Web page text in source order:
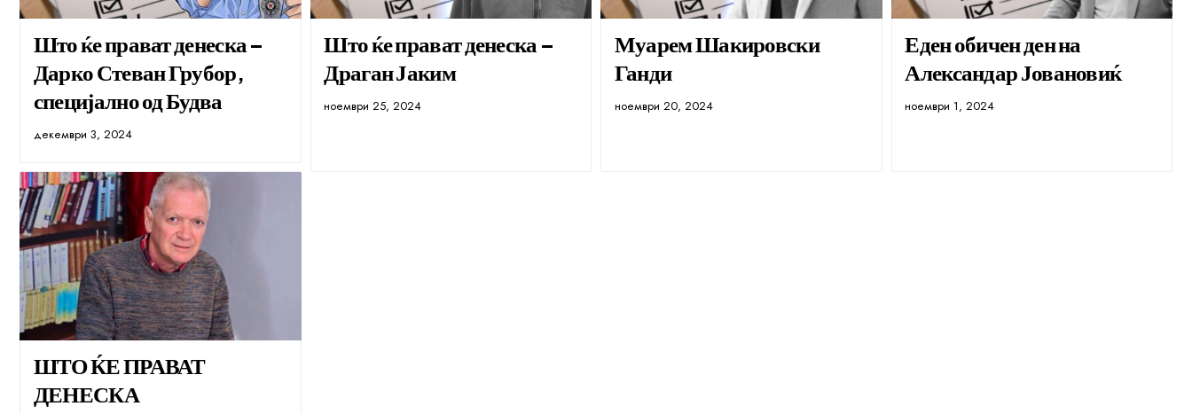
Што ќе прават денеска –
Дарко Стеван Грубор,
специјално од Будва
декември 3, 2024
Што ќе прават денеска –
Драган Јаким
ноември 25, 2024
Муарем Шакировски
Ганди
ноември 20, 2024
Еден обичен ден на
Александар Јовановиќ
ноември 1, 2024
ШТО ЌЕ ПРАВАТ
ДЕНЕСКА